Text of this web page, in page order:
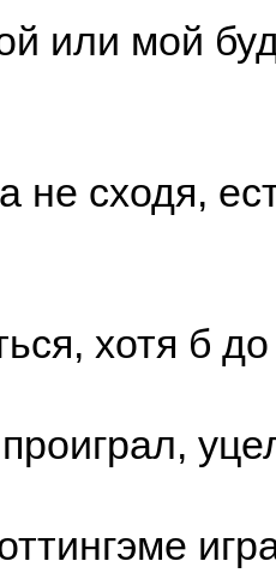
или мой
не сходя,
хотя б